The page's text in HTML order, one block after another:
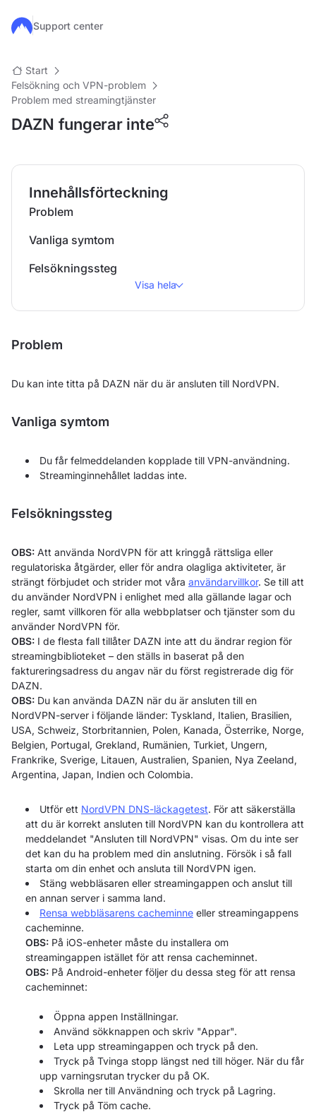
Hoppa till huvudinnehåll
Support center
Start
Felsökning och VPN-problem
Problem med streamingtjänster
DAZN fungerar inte
Innehållsförteckning
Problem
Vanliga symtom
Felsökningssteg
Visa hela
Problem
Du kan inte titta på DAZN när du är ansluten till NordVPN.
Vanliga symtom
Du får felmeddelanden kopplade till VPN-användning.
Streaminginnehållet laddas inte.
Felsökningssteg
OBS: Att använda NordVPN för att kringgå rättsliga eller
regulatoriska åtgärder, eller för andra olagliga aktiviteter, är
strängt förbjudet och strider mot våra användarvillkor. Se till att
du använder NordVPN i enlighet med alla gällande lagar och
regler, samt villkoren för alla webbplatser och tjänster som du
använder NordVPN för.
OBS: I de flesta fall tillåter DAZN inte att du ändrar region för
streamingbiblioteket – den ställs in baserat på den
faktureringsadress du angav när du först registrerade dig för
DAZN.
OBS: Du kan använda DAZN när du är ansluten till en
NordVPN-server i följande länder: Tyskland, Italien, Brasilien,
USA, Schweiz, Storbritannien, Polen, Kanada, Österrike, Norge,
Belgien, Portugal, Grekland, Rumänien, Turkiet, Ungern,
Frankrike, Sverige, Litauen, Australien, Spanien, Nya Zeeland,
Argentina, Japan, Indien och Colombia.
Utför ett NordVPN DNS-läckagetest. För att säkerställa
att du är korrekt ansluten till NordVPN kan du kontrollera att
meddelandet "Ansluten till NordVPN" visas. Om du inte ser
det kan du ha problem med din anslutning. Försök i så fall
starta om din enhet och ansluta till NordVPN igen.
Stäng webbläsaren eller streamingappen och anslut till
en annan server i samma land.
Rensa webbläsarens cacheminne eller streamingappens
cacheminne.
OBS: På iOS-enheter måste du installera om
streamingappen istället för att rensa cacheminnet.
OBS: På Android-enheter följer du dessa steg för att rensa
cacheminnet:
Öppna appen Inställningar.
Använd sökknappen och skriv "Appar".
Leta upp streamingappen och tryck på den.
Tryck på Tvinga stopp längst ned till höger. När du får
upp varningsrutan trycker du på OK.
Skrolla ner till Användning och tryck på Lagring.
Tryck på Töm cache.